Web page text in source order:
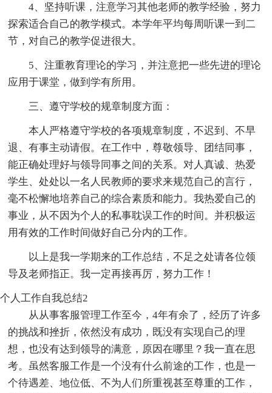
4、坚持听课，注意学习其他老师的教学经验，努力
探索适合自己的教学模式。本学年平均每周听课一到二
节，对自己的教学促进很大。
5、注重教育理论的学习，并注意把一些先进的理论
应用于课堂，做到学有所用。
三、遵守学校的规章制度方面：
本人严格遵守学校的各项规章制度，不迟到、不早
退、有事主动请假。在工作中，尊敬领导、团结同事，
能正确处理好与领导同事之间的关系。对人真诚、热爱
学生、处处以一名人民教师的要求来规范自己的言行，
毫不松懈地培养自己的综合素质和能力。我热爱自己的
事业，从不因为个人的私事耽误工作的时间。并积极运
用有效的工作时间做好自己分内的工作。
以上是我一学期来的工作总结，不足之处请各位领
导及老师指正。我一定再接再厉，努力工作！
个人工作自我总结2
从从事客服管理工作至今，4年有余了，经历了许多
的挑战和挫折，依然没有成功，既没有实现自己的理
想，也没有达到领导的满意，原因在哪里？我一直在思
考。虽然客服工作是一个没有什么前途的工作，也是一
个待遇差、地位低、不为人们所重视甚至尊重的工作，